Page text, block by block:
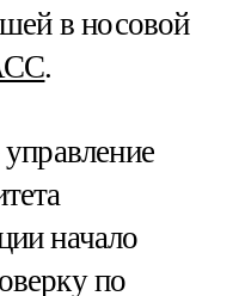
в носовой
.
начало
по